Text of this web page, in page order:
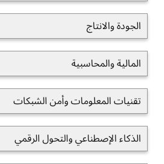
الجودة والانتاج
المالية والمحاسبية
تقنيات المعلومات وأمن الشبكات
الذكاء الإصطناعي والتحول الرقمي